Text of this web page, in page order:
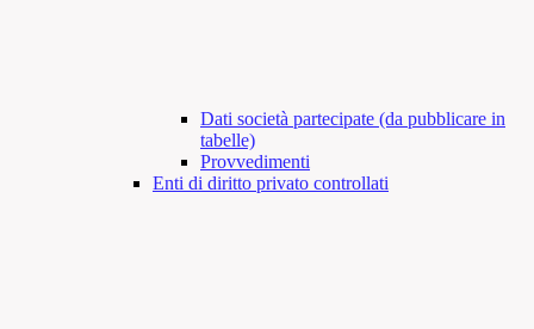
Dati società partecipate (da pubblicare in
tabelle)
Provvedimenti
Enti di diritto privato controllati